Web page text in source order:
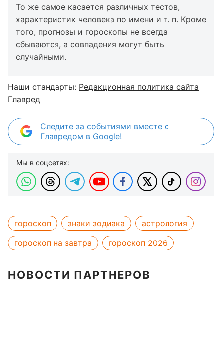
То же самое касается различных тестов,
характеристик человека по имени и т. п. Кроме
того, прогнозы и гороскопы не всегда
сбываются, а совпадения могут быть
случайными.
Наши стандарты: Редакционная политика сайта
Главред
Следите за событиями вместе с
Главредом в Google!
Мы в соцсетях:
гороскоп знаки зодиака
астрология
гороскоп на завтра
гороскоп 2026
НОВОСТИ ПАРТНЕРОВ